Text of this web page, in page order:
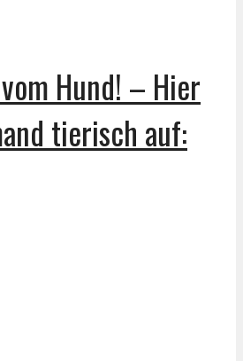
Hund! – Hier
tierisch auf: